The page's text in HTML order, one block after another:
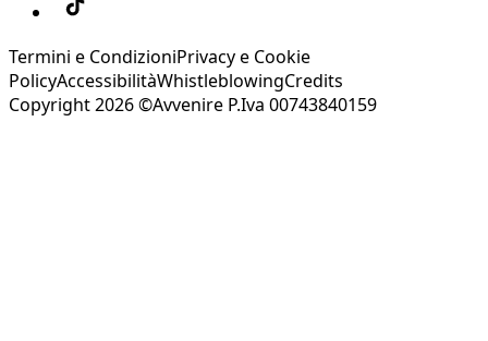
Termini e CondizioniPrivacy e Cookie
PolicyAccessibilitàWhistleblowingCredits
Copyright 2026 ©Avvenire P.Iva 00743840159